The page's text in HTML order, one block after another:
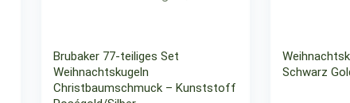
Brubaker 77-teiliges Set
Weihnachtskugeln
Christbaumschmuck – Kunststoff
Schwarz